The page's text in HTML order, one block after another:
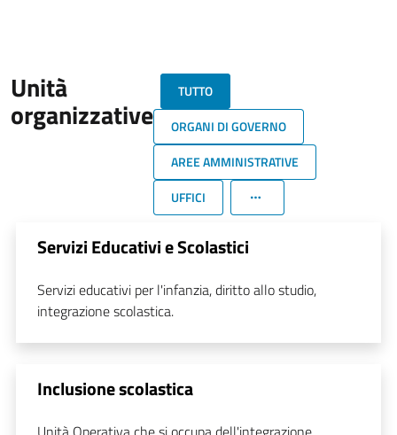
Unità
organizzative
TUTTO
ORGANI DI GOVERNO
AREE AMMINISTRATIVE
UFFICI
Servizi Educativi e Scolastici
Servizi educativi per l'infanzia, diritto allo studio,
integrazione scolastica.
Inclusione scolastica